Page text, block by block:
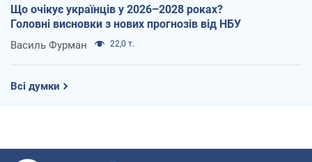
Що очікує українців у 2026–2028 роках?
Головні висновки з нових прогнозів від НБУ
Василь Фурман 22,0 т.
Всі думки